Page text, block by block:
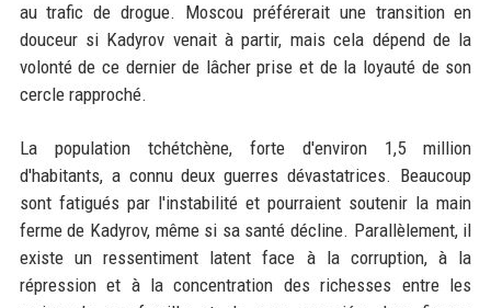
au trafic de drogue. Moscou préférerait une transition en
douceur si Kadyrov venait à partir, mais cela dépend de la
volonté de ce dernier de lâcher prise et de la loyauté de son
cercle rapproché.
La population tchétchène, forte d'environ 1,5 million
d'habitants, a connu deux guerres dévastatrices. Beaucoup
sont fatigués par l'instabilité et pourraient soutenir la main
ferme de Kadyrov, même si sa santé décline. Parallèlement, il
existe un ressentiment latent face à la corruption, à la
répression et à la concentration des richesses entre les